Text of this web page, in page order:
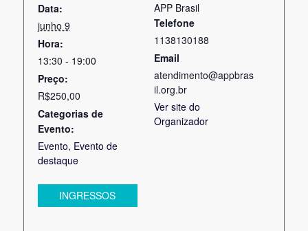
Data:
junho 9
Hora:
13:30 - 19:00
Preço:
R$250,00
Categorias de
Evento:
Evento, Evento de
destaque
INGRESSOS
APP Brasil
Telefone
1138130188
Email
atendimento@appbras
il.org.br
Ver site do
Organizador